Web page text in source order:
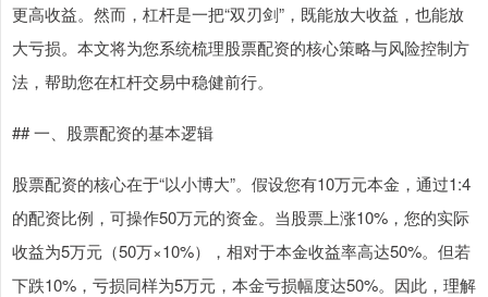
更高收益。然而，杠杆是一把“双刃剑”，既能放大收益，也能放
大亏损。本文将为您系统梳理股票配资的核心策略与风险控制方
法，帮助您在杠杆交易中稳健前行。
## 一、股票配资的基本逻辑
股票配资的核心在于“以小博大”。假设您有10万元本金，通过1:4
的配资比例，可操作50万元的资金。当股票上涨10%，您的实际
收益为5万元（50万×10%），相对于本金收益率高达50%。但若
下跌10%，亏损同样为5万元，本金亏损幅度达50%。因此，理解